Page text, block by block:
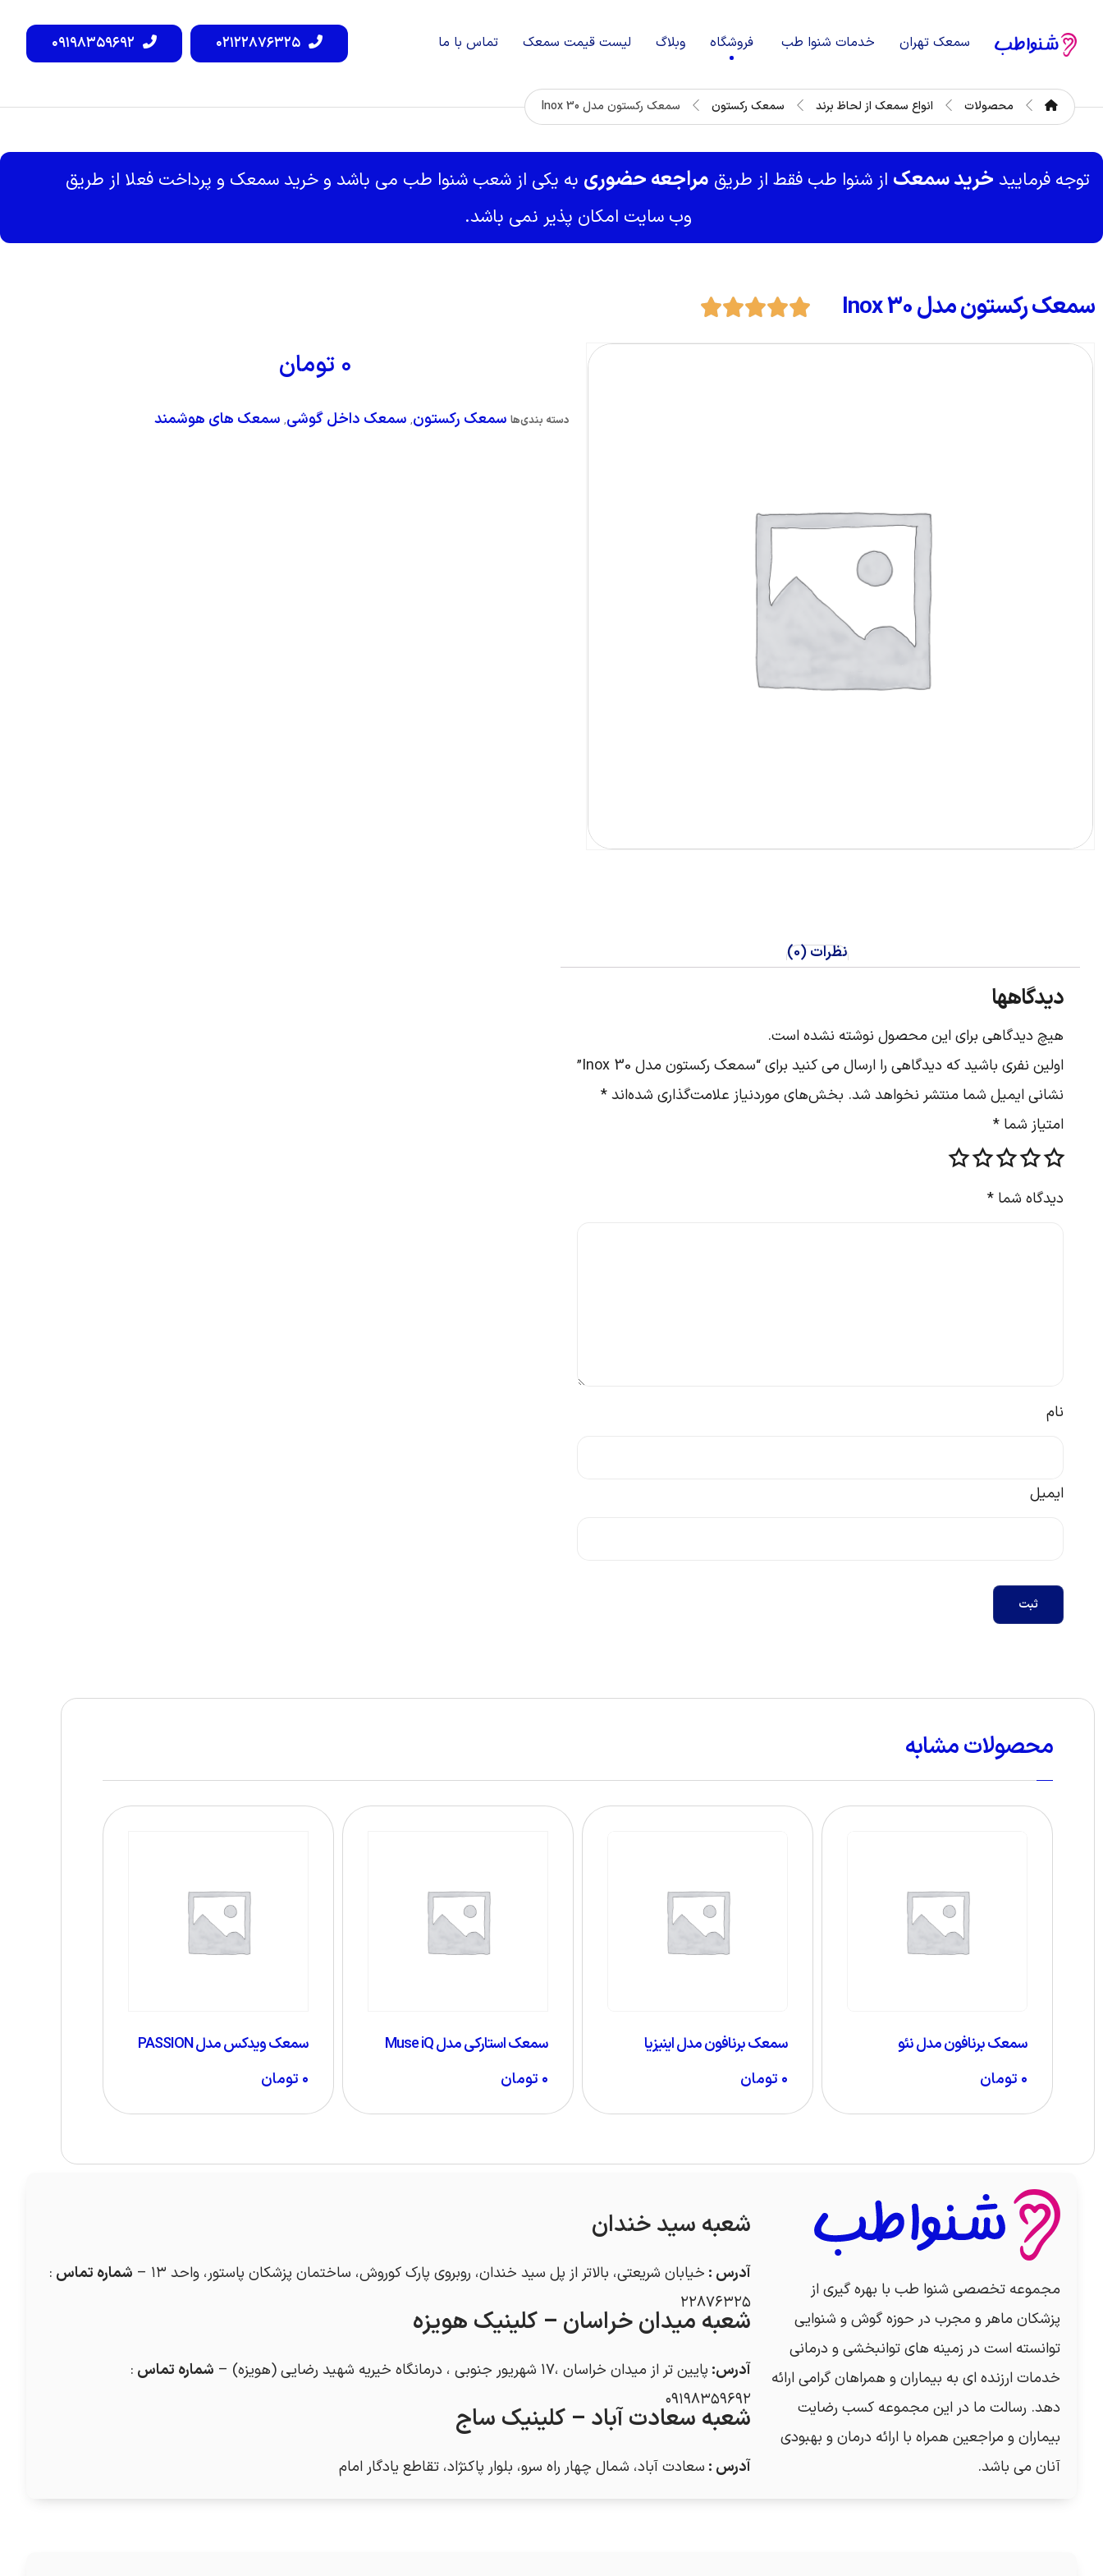
سمعک تهران خدمات شنوا طب فروشگاه وبلاگ لیست قیمت سمعک تماس با ما ۰۹۱۹۸۳۵۹۶۹۲ ۰۲۱۲۲۸۷۶۳۲۵
محصولات انواع سمعک از لحاظ برند سمعک رکستون سمعک رکستون مدل Inox 30
توجه فرمایید خرید سمعک از شنوا طب فقط از طریق مراجعه حضوری به یکی از شعب شنوا طب می باشد و خرید سمعک و پرداخت فعلا از طریق
وب سایت امکان پذیر نمی باشد.
سمعک رکستون مدل Inox 30
۰ تومان
دسته بندی‌ها سمعک رکستون, سمعک داخل گوشی, سمعک های هوشمند
نظرات (0)
دیدگاهها
هیچ دیدگاهی برای این محصول نوشته نشده است.
اولین نفری باشید که دیدگاهی را ارسال می کنید برای “سمعک رکستون مدل Inox 30”
نشانی ایمیل شما منتشر نخواهد شد. بخش‌های موردنیاز علامت‌گذاری شده‌اند*
امتیاز شما *
دیدگاه شما *
نام
ایمیل
ثبت
محصولات مشابه
سمعک برنافون مدل نئو
۰ تومان
سمعک برنافون مدل اینیزیا
۰ تومان
سمعک استارکی مدل Muse iQ
۰ تومان
سمعک ویدکس مدل PASSION
۰ تومان
مجموعه تخصصی شنوا طب با بهره گیری از
پزشکان ماهر و مجرب در حوزه گوش و شنوایی
توانسته است در زمینه های توانبخشی و درمانی
خدمات ارزنده ای به بیماران و همراهان گرامی ارائه
دهد. رسالت ما در این مجموعه کسب رضایت
بیماران و مراجعین همراه با ارائه درمان و بهبودی
آنان می باشد.
شعبه سید خندان
آدرس : خیابان شریعتی، بالاتر از پل سید خندان، روبروی پارک کوروش، ساختمان پزشکان پاستور، واحد ۱۳ – شماره تماس :
۲۲۸۷۶۳۲۵
شعبه میدان خراسان – کلینیک هویزه
آدرس: پایین تر از میدان خراسان ،۱۷ شهریور جنوبی ، درمانگاه خیریه شهید رضایی (هویزه) – شماره تماس :
۰۹۱۹۸۳۵۹۶۹۲
شعبه سعادت آباد – کلینیک ساج
آدرس : سعادت آباد، شمال چهار راه سرو، بلوار پاکنژاد، تقاطع یادگار امام